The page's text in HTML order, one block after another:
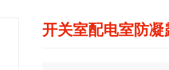
开关室配电室防